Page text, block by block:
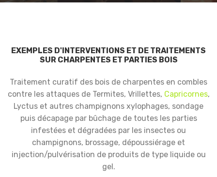
EXEMPLES D'INTERVENTIONS ET DE TRAITEMENTS
SUR CHARPENTES ET PARTIES BOIS
Traitement curatif des bois de charpentes en combles
contre les attaques de Termites, Vrillettes, Capricornes,
Lyctus et autres champignons xylophages, sondage
puis décapage par bûchage de toutes les parties
infestées et dégradées par les insectes ou
champignons, brossage, dépoussiérage et
injection/pulvérisation de produits de type liquide ou
gel.